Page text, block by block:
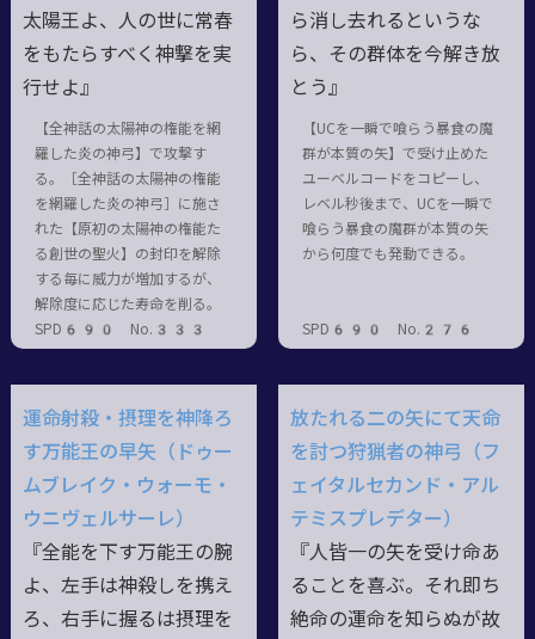
太陽王よ、人の世に常春
をもたらすべく神撃を実
行せよ』
【全神話の太陽神の権能を網
羅した炎の神弓】で攻撃す
る。［全神話の太陽神の権能
を網羅した炎の神弓］に施さ
れた【原初の太陽神の権能た
る創世の聖火】の封印を解除
する毎に威力が増加するが、
解除度に応じた寿命を削る。
SPD690 No.333
ら消し去れるというな
ら、その群体を今解き放
とう』
【UCを一瞬で喰らう暴食の魔
群が本質の矢】で受け止めた
ユーベルコードをコピーし、
レベル秒後まで、UCを一瞬で
喰らう暴食の魔群が本質の矢
から何度でも発動できる。
SPD690 No.276
運命射殺・摂理を神降ろ
す万能王の早矢（ドゥー
ムブレイク・ウォーモ・
ウニヴェルサーレ）
『全能を下す万能王の腕
よ、左手は神殺しを携え
ろ、右手に握るは摂理を
放たれる二の矢にて天命
を討つ狩猟者の神弓（フ
ェイタルセカンド・アル
テミスプレデター）
『人皆一の矢を受け命あ
ることを喜ぶ。それ即ち
絶命の運命を知らぬが故